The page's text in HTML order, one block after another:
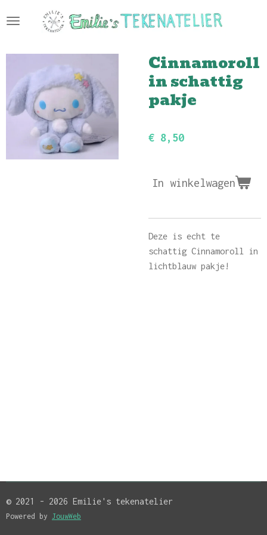
direct
de
hoofdinhoud
Cinnamoroll
in schattig
pakje
€ 8,50
In winkelwagen
Deze is echt te
schattig Cinnamoroll in
lichtblauw pakje!
© 2021 - 2026 Emilie's tekenatelier
Powered by JouwWeb